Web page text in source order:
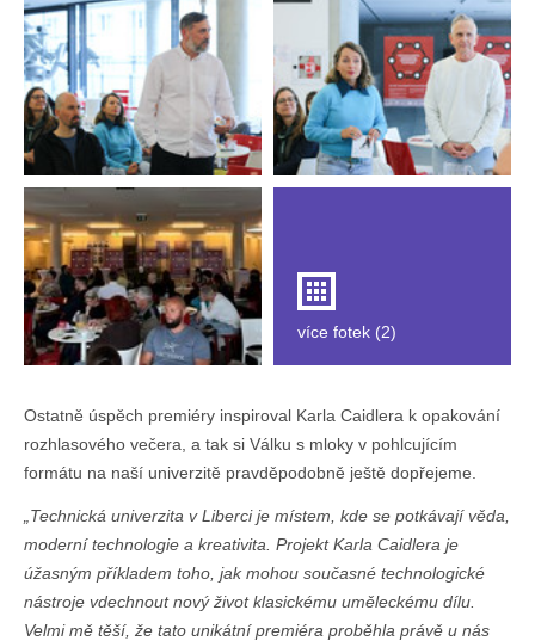
více fotek (2)
Ostatně úspěch premiéry inspiroval Karla Caidlera k opakování
rozhlasového večera, a tak si Válku s mloky v pohlcujícím
formátu na naší univerzitě pravděpodobně ještě dopřejeme.
„Technická univerzita v Liberci je místem, kde se potkávají věda,
moderní technologie a kreativita. Projekt Karla Caidlera je
úžasným příkladem toho, jak mohou současné technologické
nástroje vdechnout nový život klasickému uměleckému dílu.
Velmi mě těší, že tato unikátní premiéra proběhla právě u nás